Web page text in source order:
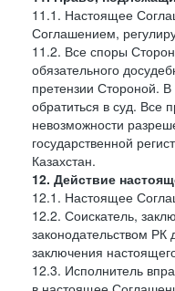
11.1. Настоящее
Соглашением,
11.2. Все споры
обязательного
претензии Стороной.
обратиться в суд. Все
невозможности
государственной
Казахстан.
12. Действие
12.1. Настоящее
12.2. Соискатель,
законодательством
заключения
12.3. Исполнитель